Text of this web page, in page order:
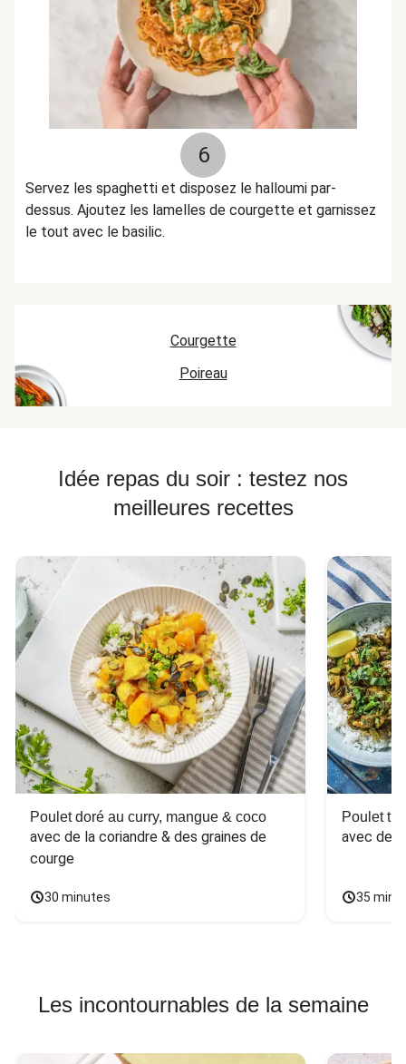
6
Servez les spaghetti et disposez le halloumi par-
dessus. Ajoutez les lamelles de courgette et garnissez
le tout avec le basilic.
Courgette
Poireau
Idée repas du soir : testez nos
meilleures recettes
Poulet doré au curry, mangue & coco
avec de la coriandre & des graines de
courge
30 minutes
Poulet
avec des
35
Les incontournables de la semaine